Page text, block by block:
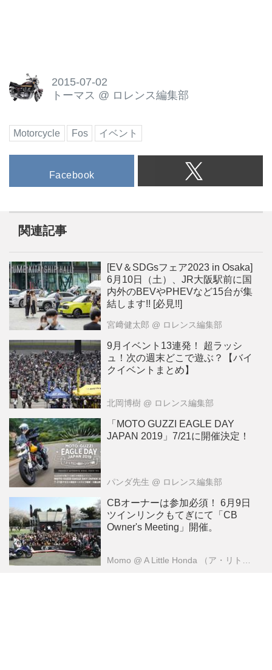
2015-07-02
トーマス @ ロレンス編集部
Motorcycle Fos イベント
Facebook
関連記事
[EV＆SDGsフェア2023 in Osaka]
6月10日（土）、JR大阪駅前に国
内外のBEVやPHEVなど15台が集
結します!! [必見!!]
宮﨑健太郎 @ ロレンス編集部
9月イベント13連発！ 超ラッシ
ュ！次の週末どこで遊ぶ？【バイ
クイベントまとめ】
北岡博樹 @ ロレンス編集部
「MOTO GUZZI EAGLE DAY
JAPAN 2019」7/21に開催決定！
パンダ先生 @ ロレンス編集部
CBオーナーは参加必須！ 6月9日
ツインリンクもてぎにて「CB
Owner's Meeting」開催。
Momo @ A Little Honda （ア・リトル・ホンダ）編集部